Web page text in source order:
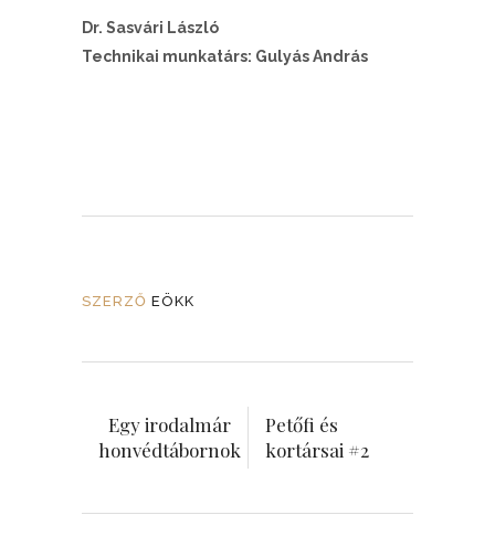
Dr. Sasvári László
Technikai munkatárs: Gulyás András
SZERZŐ EÖKK
Egy irodalmár
honvédtábornok
Petőfi és
kortársai #2